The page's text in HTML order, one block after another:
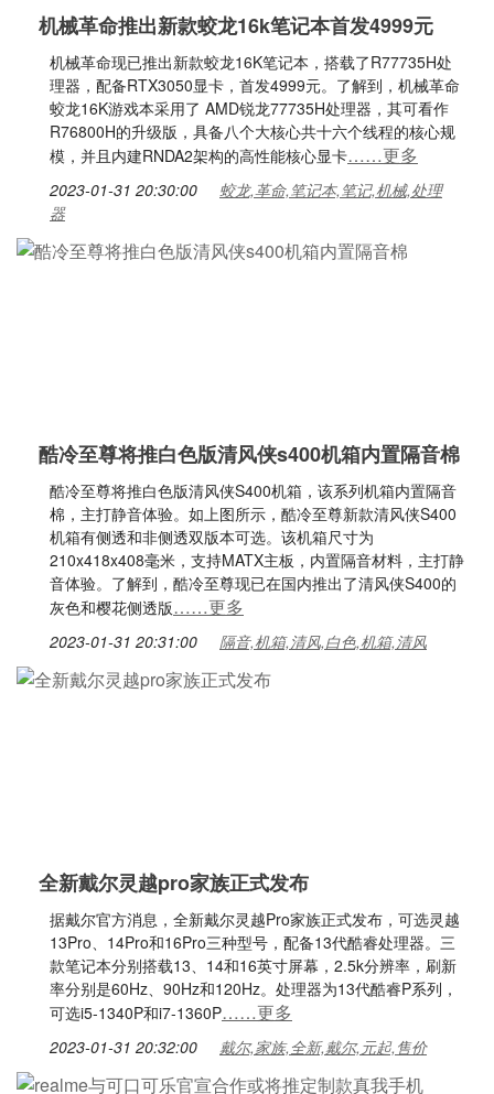
机械革命推出新款蛟龙16k笔记本首发4999元
机械革命现已推出新款蛟龙16K笔记本，搭载了R77735H处
理器，配备RTX3050显卡，首发4999元。了解到，机械革命
蛟龙16K游戏本采用了 AMD锐龙77735H处理器，其可看作
R76800H的升级版，具备八个大核心共十六个线程的核心规
模，并且内建RNDA2架构的高性能核心显卡……更多
2023-01-31 20:30:00
蛟龙,革命,笔记本,笔记,机械,处理
器
酷冷至尊将推白色版清风侠s400机箱内置隔音棉
酷冷至尊将推白色版清风侠S400机箱，该系列机箱内置隔音
棉，主打静音体验。如上图所示，酷冷至尊新款清风侠S400
机箱有侧透和非侧透双版本可选。该机箱尺寸为
210x418x408毫米，支持MATX主板，内置隔音材料，主打静
音体验。了解到，酷冷至尊现已在国内推出了清风侠S400的
灰色和樱花侧透版……更多
2023-01-31 20:31:00 隔音,机箱,清风,白色,机箱,清风
全新戴尔灵越pro家族正式发布
据戴尔官方消息，全新戴尔灵越Pro家族正式发布，可选灵越
13Pro、14Pro和16Pro三种型号，配备13代酷睿处理器。三
款笔记本分别搭载13、14和16英寸屏幕，2.5k分辨率，刷新
率分别是60Hz、90Hz和120Hz。处理器为13代酷睿P系列，
可选i5-1340P和i7-1360P……更多
2023-01-31 20:32:00 戴尔,家族,全新,戴尔,元起,售价